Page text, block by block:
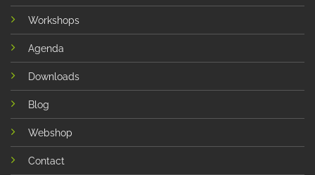
Workshops
Agenda
Downloads
Blog
Webshop
Contact